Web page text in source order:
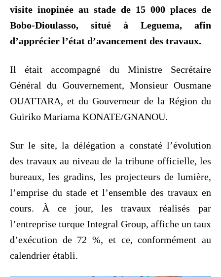
visite inopinée au stade de 15 000 places de
Bobo-Dioulasso, situé à Leguema, afin
d’apprécier l’état d’avancement des travaux.
Il était accompagné du Ministre Secrétaire
Général du Gouvernement, Monsieur Ousmane
OUATTARA, et du Gouverneur de la Région du
Guiriko Mariama KONATE/GNANOU.
Sur le site, la délégation a constaté l’évolution
des travaux au niveau de la tribune officielle, les
bureaux, les gradins, les projecteurs de lumière,
l’emprise du stade et l’ensemble des travaux en
cours. À ce jour, les travaux réalisés par
l’entreprise turque Integral Group, affiche un taux
d’exécution de 72 %, et ce, conformément au
calendrier établi.